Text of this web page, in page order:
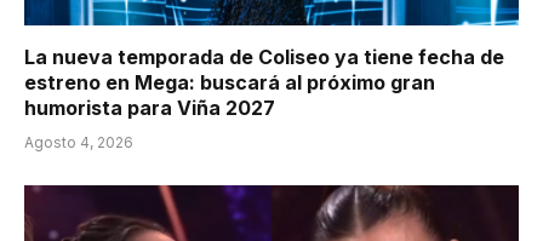
La nueva temporada de Coliseo ya tiene fecha de
estreno en Mega: buscará al próximo gran
humorista para Viña 2027
Agosto 4, 2026